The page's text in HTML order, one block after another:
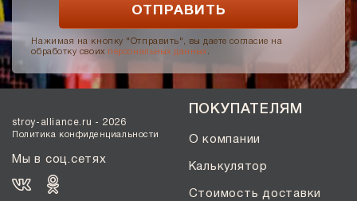
Нажимая на кнопку "Отправить", вы даете согласие на
обработку своих персональных данных .
stroy-alliance.ru - 2026
Политика конфиденциальности
Мы в соц.сетях
ПОКУПАТЕЛЯМ
О компании
Калькулятор
Стоимость доставки